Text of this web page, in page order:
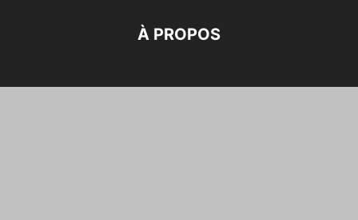
À PROPOS